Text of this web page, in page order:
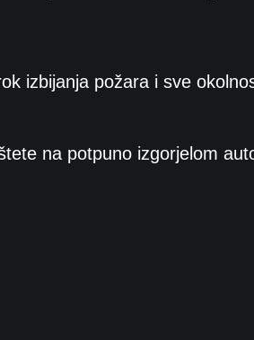
izbijanja požara i sve
na potpuno izgorjelom